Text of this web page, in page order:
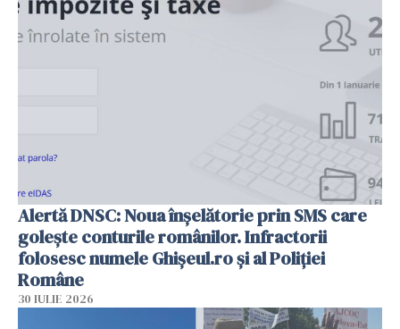
Alertă DNSC: Noua înșelătorie prin SMS care
golește conturile românilor. Infractorii
folosesc numele Ghișeul.ro și al Poliției
Române
30 IULIE 2026